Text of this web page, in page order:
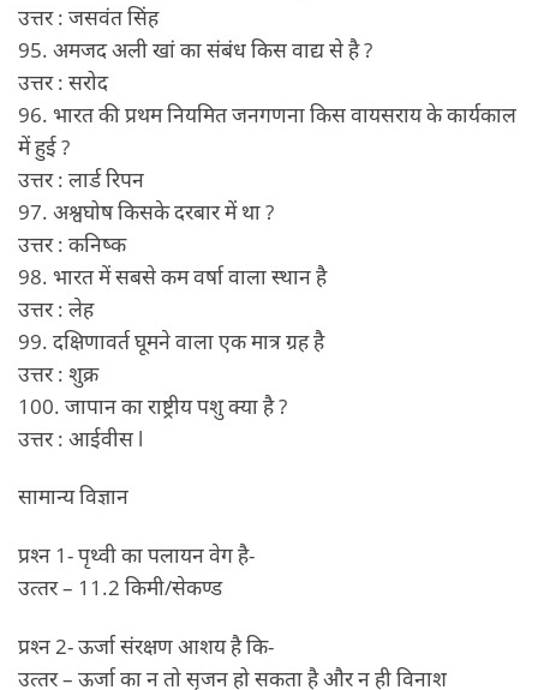
उत्तर : जसवंत सिंह
95. अमजद अली खां का संबंध किस वाद्य से है ?
उत्तर : सरोद
96. भारत की प्रथम नियमित जनगणना किस वायसराय के कार्यकाल
में हुई ?
उत्तर : लार्ड रिपन
97. अश्वघोष किसके दरबार में था ?
उत्तर : कनिष्क
98. भारत में सबसे कम वर्षा वाला स्थान है
उत्तर : लेह
99. दक्षिणावर्त घूमने वाला एक मात्र ग्रह है
उत्तर : शुक्र
100. जापान का राष्ट्रीय पशु क्या है ?
उत्तर : आईवीस l
सामान्य विज्ञान
प्रश्‍न 1- पृथ्‍वी का पलायन वेग है-
उत्‍तर – 11.2 किमी/सेकण्‍ड
प्रश्‍न 2- ऊर्जा संरक्षण आशय है कि-
उत्‍तर – ऊर्जा का न तो सृजन हो सकता है और न ही विनाश